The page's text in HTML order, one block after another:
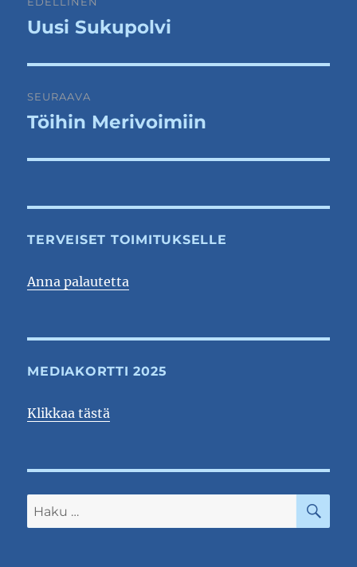
selaus
Edellinen
Uusi Sukupolvi
SEURAAVA
Seuraava
Töihin Merivoimiin
TERVEISET TOIMITUKSELLE
Anna palautetta
MEDIAKORTTI 2025
Klikkaa tästä
Etsi: